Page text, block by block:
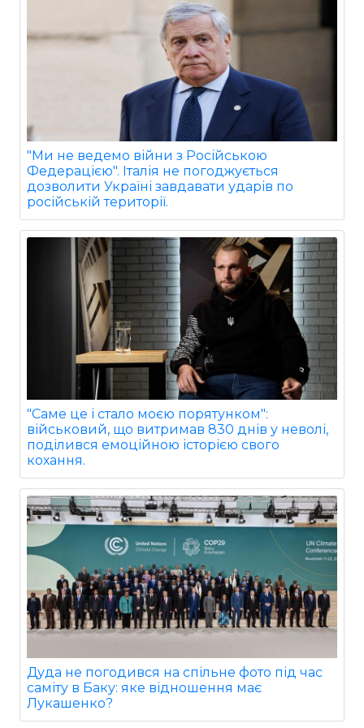
"Ми не ведемо війни з Російською
Федерацією". Італія не погоджується
дозволити Україні завдавати ударів по
російській території.
"Саме це і стало моєю порятунком":
військовий, що витримав 830 днів у неволі,
поділився емоційною історією свого
кохання.
Дуда не погодився на спільне фото під час
саміту в Баку: яке відношення має
Лукашенко?